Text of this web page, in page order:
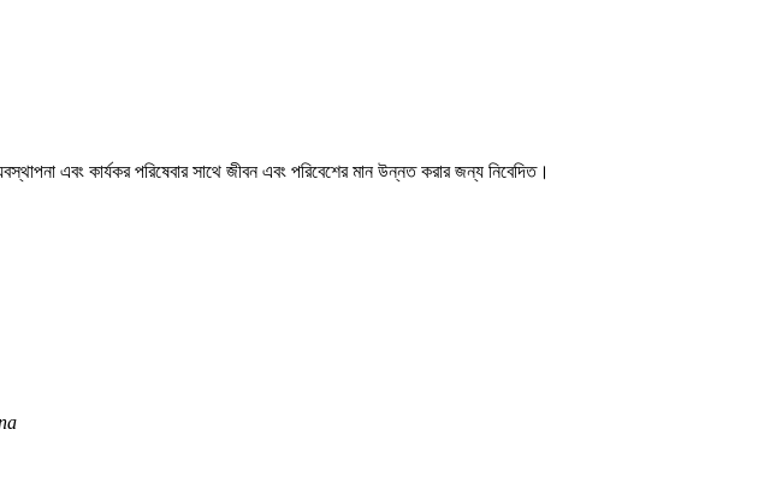
এবং কার্যকর পরিষেবার সাথে জীবন এবং পরিবেশের মান উন্নত করার জন্য নিবেদিত।